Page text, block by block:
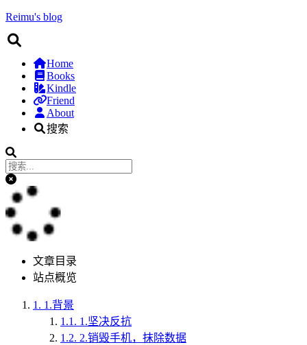
Reimu's blog
Home
Books
Kindle
Friend
About
搜索
文章目录
站点概览
1. 1.背景
1.1. 1.坚决反抗
1.2. 2.销毁手机，抹除数据